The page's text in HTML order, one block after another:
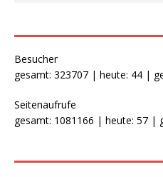
Besucher
gesamt: 323707 | heute: 44 |
Seitenaufrufe
gesamt: 1081166 | heute: 57 |